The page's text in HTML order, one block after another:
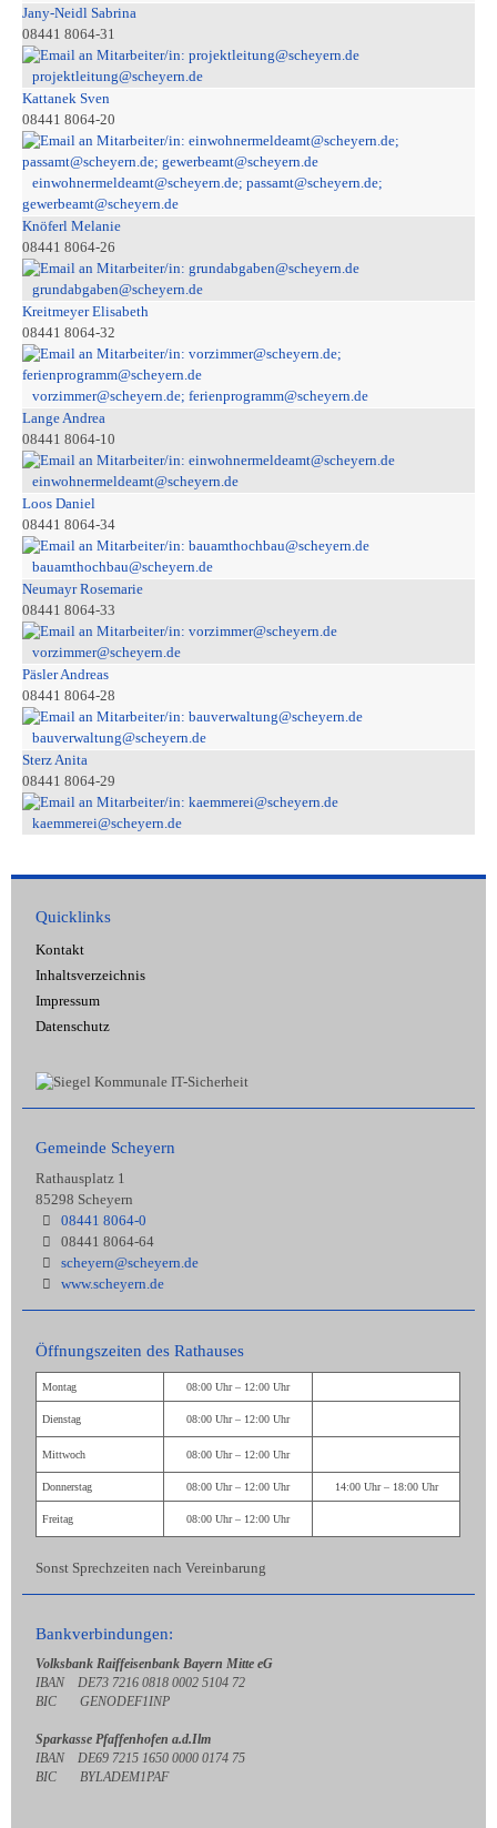
Jany-Neidl Sabrina
08441 8064-31
projektleitung@scheyern.de
Kattanek Sven
08441 8064-20
einwohnermeldeamt@scheyern.de; passamt@scheyern.de;
gewerbeamt@scheyern.de
Knöferl Melanie
08441 8064-26
grundabgaben@scheyern.de
Kreitmeyer Elisabeth
08441 8064-32
vorzimmer@scheyern.de; ferienprogramm@scheyern.de
Lange Andrea
08441 8064-10
einwohnermeldeamt@scheyern.de
Loos Daniel
08441 8064-34
bauamthochbau@scheyern.de
Neumayr Rosemarie
08441 8064-33
vorzimmer@scheyern.de
Päsler Andreas
08441 8064-28
bauverwaltung@scheyern.de
Sterz Anita
08441 8064-29
kaemmerei@scheyern.de
Quicklinks
Kontakt
Inhaltsverzeichnis
Impressum
Datenschutz
Gemeinde Scheyern
Rathausplatz 1
85298 Scheyern
08441 8064-0
08441 8064-64
scheyern@scheyern.de
www.scheyern.de
Öffnungszeiten des Rathauses
Montag 08:00 Uhr – 12:00 Uhr
Dienstag 08:00 Uhr – 12:00 Uhr
Mittwoch 08:00 Uhr – 12:00 Uhr
Donnerstag 08:00 Uhr – 12:00 Uhr 14:00 Uhr – 18:00 Uhr
Freitag 08:00 Uhr – 12:00 Uhr
Sonst Sprechzeiten nach Vereinbarung
Bankverbindungen:
Volksbank Raiffeisenbank Bayern Mitte eG
IBAN DE73 7216 0818 0002 5104 72
BIC GENODEF1INP
Sparkasse Pfaffenhofen a.d.Ilm
IBAN DE69 7215 1650 0000 0174 75
BIC BYLADEM1PAF